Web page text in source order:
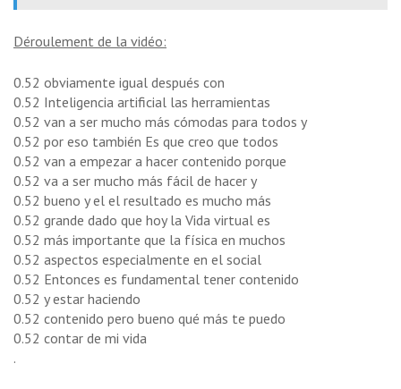
Déroulement de la vidéo:
0.52 obviamente igual después con
0.52 Inteligencia artificial las herramientas
0.52 van a ser mucho más cómodas para todos y
0.52 por eso también Es que creo que todos
0.52 van a empezar a hacer contenido porque
0.52 va a ser mucho más fácil de hacer y
0.52 bueno y el el resultado es mucho más
0.52 grande dado que hoy la Vida virtual es
0.52 más importante que la física en muchos
0.52 aspectos especialmente en el social
0.52 Entonces es fundamental tener contenido
0.52 y estar haciendo
0.52 contenido pero bueno qué más te puedo
0.52 contar de mi vida
.